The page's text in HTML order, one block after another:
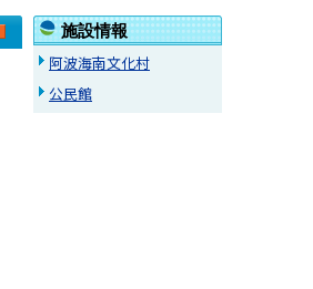
Atom
施設情報
阿波海南文化村
公民館